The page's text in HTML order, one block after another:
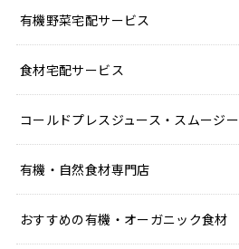
有機野菜宅配サービス
食材宅配サービス
コールドプレスジュース・スムージー
有機・自然食材専門店
おすすめの有機・オーガニック食材